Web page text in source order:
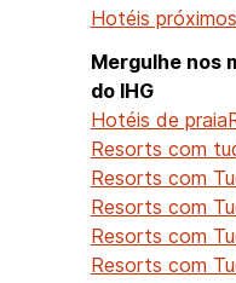
Hotéis
Mergulhe nos
do IHG
Hotéis de praia
Resorts com
Resorts com
Resorts com
Resorts com
Resorts com